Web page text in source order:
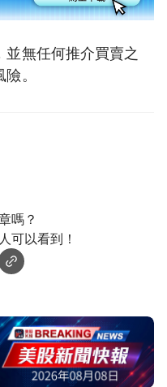
無任何推介買賣之
。
嗎？
可以看到！